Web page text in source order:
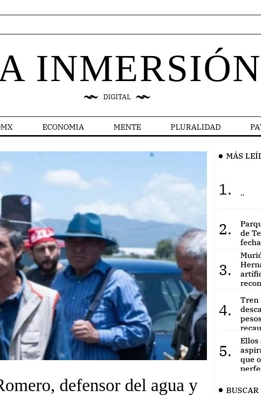
INMERSIÓN
DIGITAL
ECONOMIA MENTE PLURALIDAD
defensor del agua y
MÁS
1. ..
2.
de
3.
4.
Tren
5.
Ellos
que
BUSCAR